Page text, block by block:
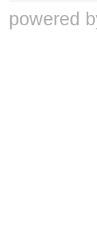
powered